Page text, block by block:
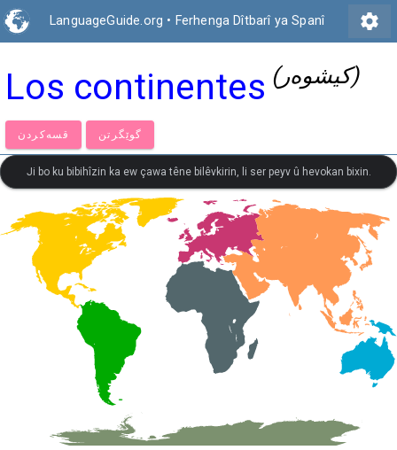
LanguageGuide.org • Ferhenga Dîtbarî ya Spanî settings
Los continentes (کیشوه‌ر)
قسەكردن گوێگرتن
Ji bo ku bibihîzin ka ew çawa têne bilêvkirin, li ser peyv û hevokan bixin.